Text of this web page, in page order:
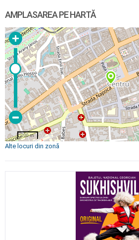
AMPLASAREA PE HARTĂ
200 m
Alte locuri din zonă